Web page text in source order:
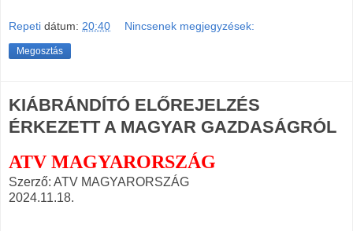
Repeti dátum: 20:40 Nincsenek megjegyzések:
Megosztás
KIÁBRÁNDÍTÓ ELŐREJELZÉS
ÉRKEZETT A MAGYAR GAZDASÁGRÓL
ATV MAGYARORSZÁG
Szerző: ATV MAGYARORSZÁG
2024.11.18.